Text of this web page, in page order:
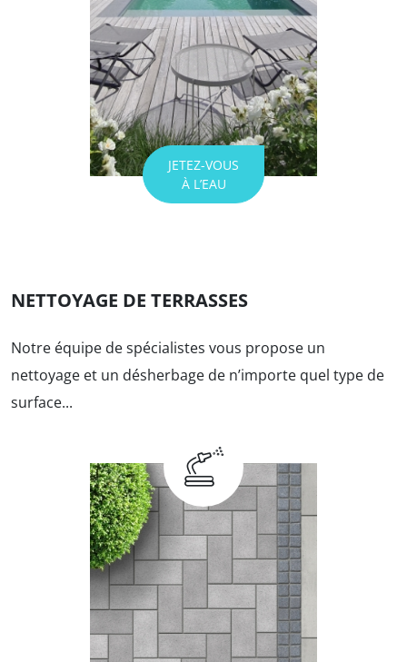
JETEZ-VOUS
À L’EAU
NETTOYAGE DE TERRASSES
Notre équipe de spécialistes vous propose un
nettoyage et un désherbage de n’importe quel type de
surface...